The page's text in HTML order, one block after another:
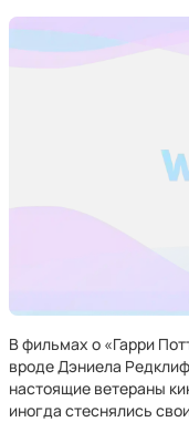
В фильмах о «Гарри
вроде Дэниела
настоящие ветераны
иногда стеснялись